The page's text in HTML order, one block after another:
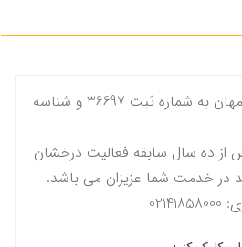
موسسه آسمان تندیس مهان به شماره ثبت 36697 و شناسه
از ده سال سابقه فعالیت درخشان
در خدمت شما عزیزان می باشد.